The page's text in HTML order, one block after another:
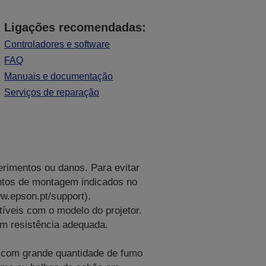
Ligações recomendadas:
Controladores e software
FAQ
Manuais e documentação
Serviços de reparação
ou danos. Para evitar
de montagem indicados no
support).
com o modelo do projetor.
resistência adequada.
grande quantidade de fumo